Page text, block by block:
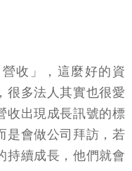
收」，這麼好的資
很多法人其實也很愛
收出現成長訊號的標
是會做公司拜訪，若
持續成長，他們就會